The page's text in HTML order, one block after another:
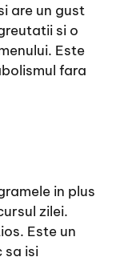
are un gust
si o
Este
fara
in plus
zilei.
Este un
sa isi